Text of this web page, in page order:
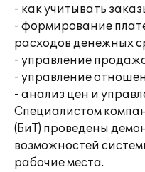
- как учитывать
- формирование
расходов денежных
- управление
- управление
- анализ цен и
Специалистом
(БиТ) проведены
возможностей
рабочие места.